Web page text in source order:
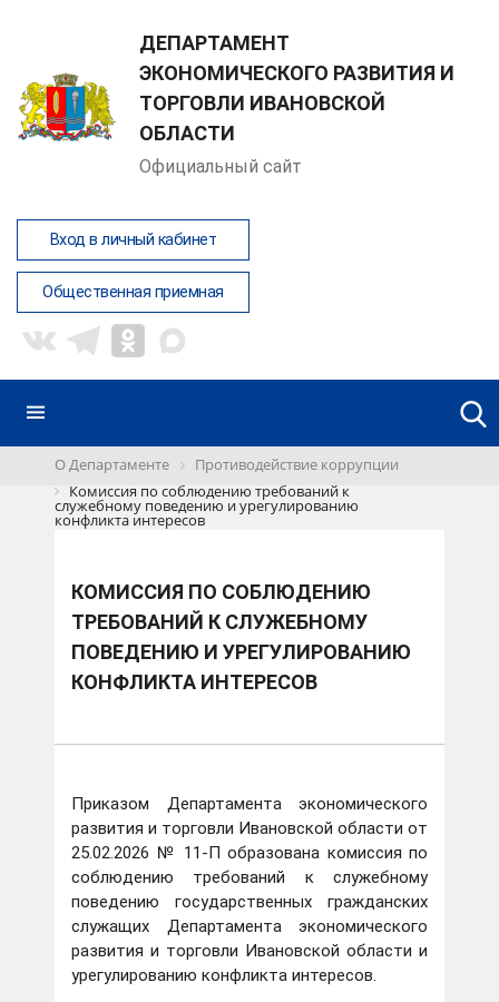
ДЕПАРТАМЕНТ
ЭКОНОМИЧЕСКОГО РАЗВИТИЯ И
ТОРГОВЛИ ИВАНОВСКОЙ
ОБЛАСТИ
Официальный сайт
Вход в личный кабинет
Общественная приемная
О Департаменте
Противодействие коррупции
Комиссия по соблюдению требований к
служебному поведению и урегулированию
конфликта интересов
КОМИССИЯ ПО СОБЛЮДЕНИЮ
ТРЕБОВАНИЙ К СЛУЖЕБНОМУ
ПОВЕДЕНИЮ И УРЕГУЛИРОВАНИЮ
КОНФЛИКТА ИНТЕРЕСОВ
Приказом Департамента экономического
развития и торговли Ивановской области от
25.02.2026 № 11-П образована комиссия по
соблюдению требований к служебному
поведению государственных гражданских
служащих Департамента экономического
развития и торговли Ивановской области и
урегулированию конфликта интересов.